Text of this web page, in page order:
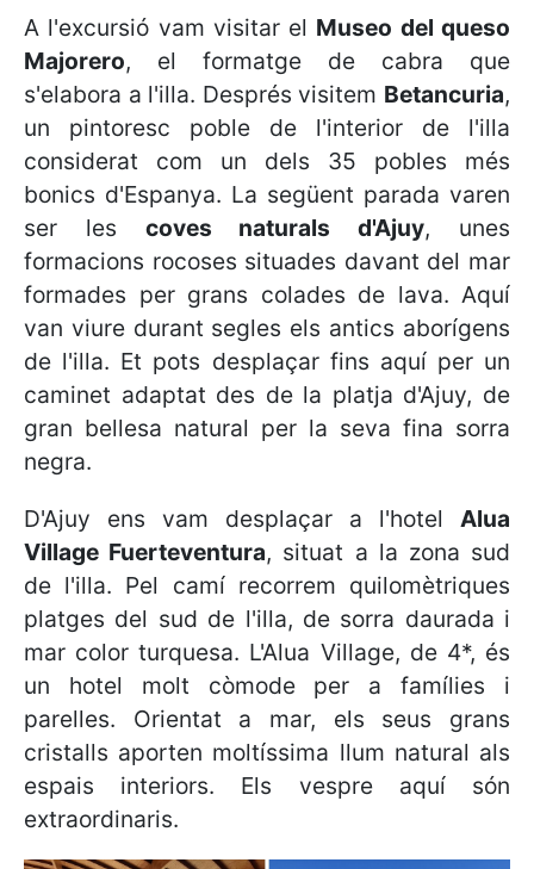
A l'excursió vam visitar el Museo del queso
Majorero, el formatge de cabra que
s'elabora a l'illa. Després visitem Betancuria,
un pintoresc poble de l'interior de l'illa
considerat com un dels 35 pobles més
bonics d'Espanya. La següent parada varen
ser les coves naturals d'Ajuy, unes
formacions rocoses situades davant del mar
formades per grans colades de lava. Aquí
van viure durant segles els antics aborígens
de l'illa. Et pots desplaçar fins aquí per un
caminet adaptat des de la platja d'Ajuy, de
gran bellesa natural per la seva fina sorra
negra.
D'Ajuy ens vam desplaçar a l'hotel Alua
Village Fuerteventura, situat a la zona sud
de l'illa. Pel camí recorrem quilomètriques
platges del sud de l'illa, de sorra daurada i
mar color turquesa. L'Alua Village, de 4*, és
un hotel molt còmode per a famílies i
parelles. Orientat a mar, els seus grans
cristalls aporten moltíssima llum natural als
espais interiors. Els vespre aquí són
extraordinaris.